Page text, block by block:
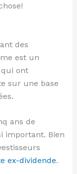
des
est un
ont
sur une base
ans de
important. Bien
ex-dividende.